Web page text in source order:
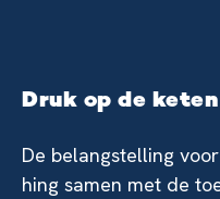
Druk op de keten
De belangstelling
hing samen met de